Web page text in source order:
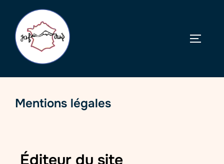
Mentions légales
Éditeur du site